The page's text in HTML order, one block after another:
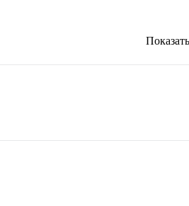
Показать